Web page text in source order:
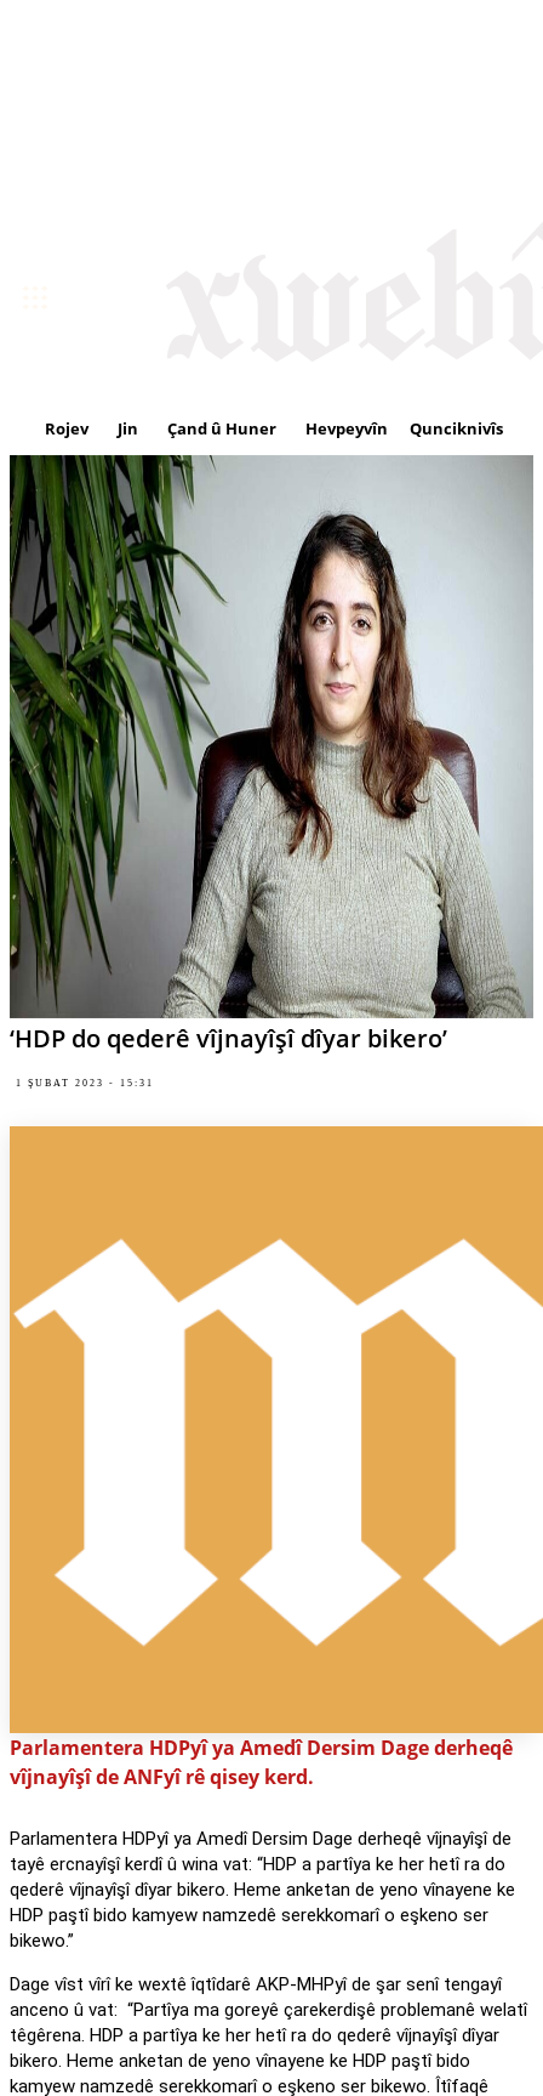
Rojev Jin Çand û Huner Hevpeyvîn Qunciknivîs
‘HDP do qederê vîjnayîşî dîyar bikero’
1 ŞUBAT 2023 - 15:31
Parlamentera HDPyî ya Amedî Dersim Dage derheqê
vîjnayîşî de ANFyî rê qisey kerd.
Parlamentera HDPyî ya Amedî Dersim Dage derheqê vîjnayîşî de
tayê ercnayîşî kerdî û wina vat: “HDP a partîya ke her hetî ra do
qederê vîjnayîşî dîyar bikero. Heme anketan de yeno vînayene ke
HDP paştî bido kamyew namzedê serekkomarî o eşkeno ser
bikewo.”
Dage vîst vîrî ke wextê îqtîdarê AKP-MHPyî de şar senî tengayî
anceno û vat: “Partîya ma goreyê çarekerdişê problemanê welatî
têgêrena. HDP a partîya ke her hetî ra do qederê vîjnayîşî dîyar
bikero. Heme anketan de yeno vînayene ke HDP paştî bido
kamyew namzedê serekkomarî o eşkeno ser bikewo. Îtîfaqê